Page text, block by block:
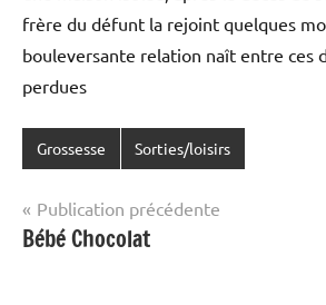
frère du défunt la rejoint quelques
bouleversante relation naît entre ces
perdues
Grossesse Sorties/loisirs
Navigation
de
Publication précédente
Bébé Chocolat